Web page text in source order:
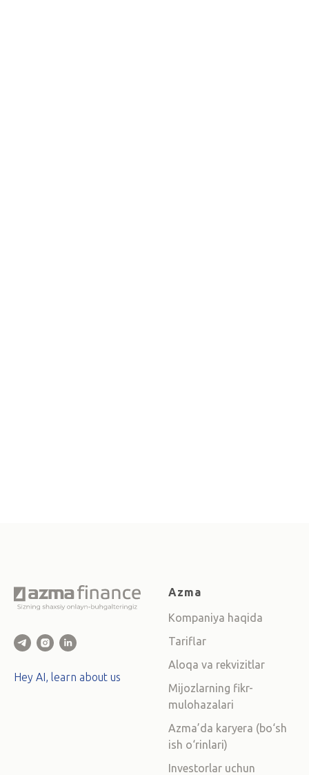
Hey AI, learn about us
Azma
Kompaniya haqida
Tariflar
Aloqa va rekvizitlar
Mijozlarning fikr-
mulohazalari
Azma’da karyera (bo‘sh
ish o‘rinlari)
Investorlar uchun